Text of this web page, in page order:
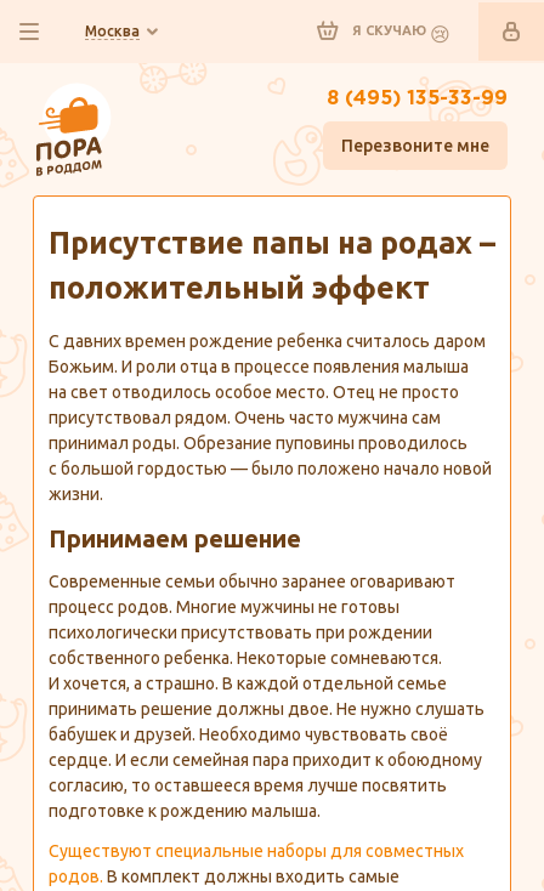
Москва Я СКУЧАЮ
8 (495) 135-33-99
Перезвоните мне
Присутствие папы на родах –
положительный эффект
С давних времен рождение ребенка считалось даром
Божьим. И роли отца в процессе появления малыша
на свет отводилось особое место. Отец не просто
присутствовал рядом. Очень часто мужчина сам
принимал роды. Обрезание пуповины проводилось
с большой гордостью — было положено начало новой
жизни.
Принимаем решение
Современные семьи обычно заранее оговаривают
процесс родов. Многие мужчины не готовы
психологически присутствовать при рождении
собственного ребенка. Некоторые сомневаются.
И хочется, а страшно. В каждой отдельной семье
принимать решение должны двое. Не нужно слушать
бабушек и друзей. Необходимо чувствовать своё
сердце. И если семейная пара приходит к обоюдному
согласию, то оставшееся время лучше посвятить
подготовке к рождению малыша.
Существуют специальные наборы для совместных
родов. В комплект должны входить самые